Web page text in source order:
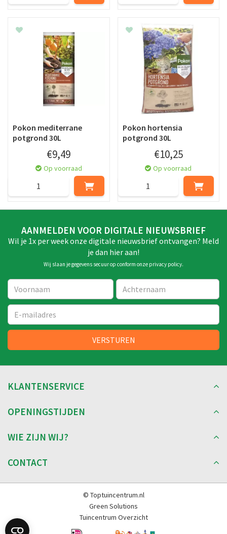
Pokon mediterrane
potgrond 30L
€9,49
Op voorraad
Pokon hortensia
potgrond 30L
€10,25
Op voorraad
AANMELDEN VOOR DIGITALE NIEUWSBRIEF
Wil je 1x per week onze digitale nieuwsbrief ontvangen? Meld
je dan hier aan!
Wij slaan je gegevens secuur op conform onze privacy policy.
KLANTENSERVICE
OPENINGSTIJDEN
WIE ZIJN WIJ?
CONTACT
© Toptuincentrum.nl
Green Solutions
Tuincentrum Overzicht